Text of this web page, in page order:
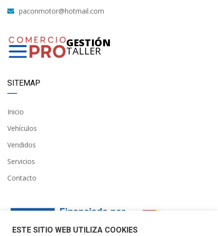
paconmotor@hotmail.com
GESTIÓN
TALLER
SITEMAP
Inicio
Vehículos
Vendidos
Servicios
Contacto
ESTE SITIO WEB UTILIZA COOKIES